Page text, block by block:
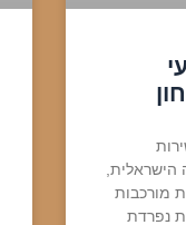
הישראלית,
מורכבות
נפרדת